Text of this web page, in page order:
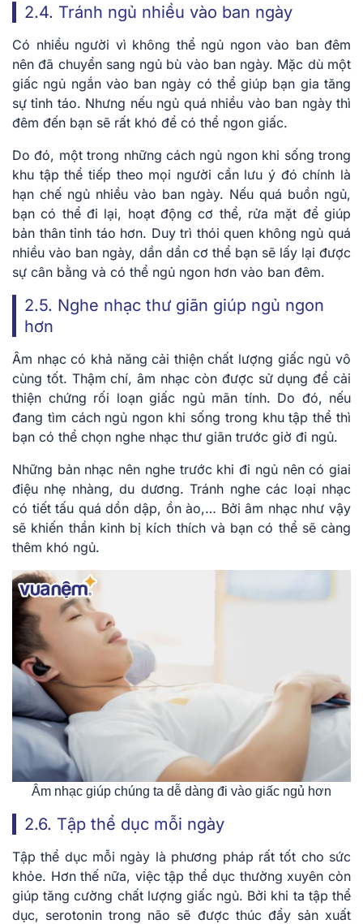
2.4. Tránh ngủ nhiều vào ban ngày
Có nhiều người vì không thể ngủ ngon vào ban đêm
nên đã chuyển sang ngủ bù vào ban ngày. Mặc dù một
giấc ngủ ngắn vào ban ngày có thể giúp bạn gia tăng
sự tỉnh táo. Nhưng nếu ngủ quá nhiều vào ban ngày thì
đêm đến bạn sẽ rất khó để có thể ngon giấc.
Do đó, một trong những cách ngủ ngon khi sống trong
khu tập thể tiếp theo mọi người cần lưu ý đó chính là
hạn chế ngủ nhiều vào ban ngày. Nếu quá buồn ngủ,
bạn có thể đi lại, hoạt động cơ thể, rửa mặt để giúp
bản thân tỉnh táo hơn. Duy trì thói quen không ngủ quá
nhiều vào ban ngày, dần dần cơ thể bạn sẽ lấy lại được
sự cân bằng và có thể ngủ ngon hơn vào ban đêm.
2.5. Nghe nhạc thư giãn giúp ngủ ngon
hơn
Âm nhạc có khả năng cải thiện chất lượng giấc ngủ vô
cùng tốt. Thậm chí, âm nhạc còn được sử dụng để cải
thiện chứng rối loạn giấc ngủ mãn tính. Do đó, nếu
đang tìm cách ngủ ngon khi sống trong khu tập thểthì
bạn có thể chọn nghe nhạc thư giãn trước giờ đi ngủ.
Những bản nhạc nên nghe trước khi đi ngủ nên có giai
điệu nhẹ nhàng, du dương. Tránh nghe các loại nhạc
có tiết tấu quá dồn dập, ồn ào,… Bởi âm nhạc như vậy
sẽ khiến thần kinh bị kích thích và bạn có thể sẽ càng
thêm khó ngủ.
Âm nhạc giúp chúng ta dễ dàng đi vào giấc ngủ hơn
2.6. Tập thể dục mỗi ngày
Tập thể dục mỗi ngày là phương pháp rất tốt cho sức
khỏe. Hơn thế nữa, việc tập thể dục thường xuyên còn
giúp tăng cường chất lượng giấc ngủ. Bởi khi ta tập thể
dục, serotonin trong não sẽ được thúc đẩy sản xuất